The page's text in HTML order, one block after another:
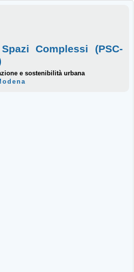
Complessi (PSC-
e sostenibilità urbana